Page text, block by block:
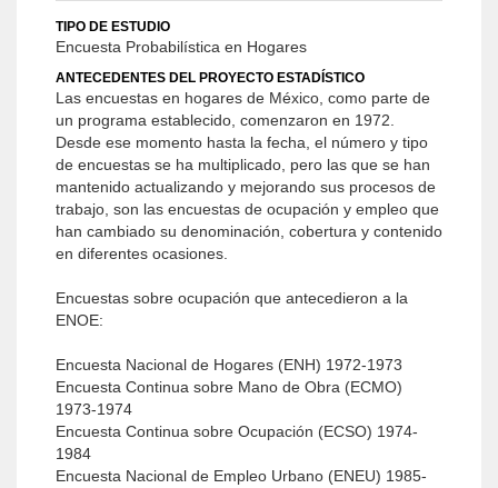
TIPO DE ESTUDIO
Encuesta Probabilística en Hogares
ANTECEDENTES DEL PROYECTO ESTADÍSTICO
Las encuestas en hogares de México, como parte de
un programa establecido, comenzaron en 1972.
Desde ese momento hasta la fecha, el número y tipo
de encuestas se ha multiplicado, pero las que se han
mantenido actualizando y mejorando sus procesos de
trabajo, son las encuestas de ocupación y empleo que
han cambiado su denominación, cobertura y contenido
en diferentes ocasiones.
Encuestas sobre ocupación que antecedieron a la
ENOE:
Encuesta Nacional de Hogares (ENH) 1972-1973
Encuesta Continua sobre Mano de Obra (ECMO)
1973-1974
Encuesta Continua sobre Ocupación (ECSO) 1974-
1984
Encuesta Nacional de Empleo Urbano (ENEU) 1985-